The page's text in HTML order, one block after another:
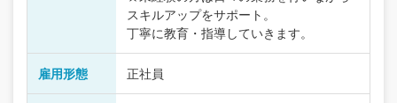
スキルアップをサポート。
丁寧に教育・指導していきます。
雇用形態 正社員